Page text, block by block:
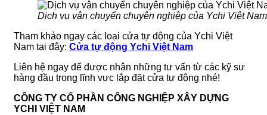
Dịch vụ vận chuyển chuyên nghiệp của Ychi Việt Nam
Tham khảo ngay các loại cửa tự động của Ychi Việt
Nam tại đây: Cửa tự động Ychi Việt Nam
Liên hệ ngay để được nhận những tư vấn từ các kỹ sư
hàng đầu trong lĩnh vực lắp đặt cửa tự động nhé!
CÔNG TY CỔ PHẦN CÔNG NGHIỆP XÂY DỰNG
YCHI VIỆT NAM